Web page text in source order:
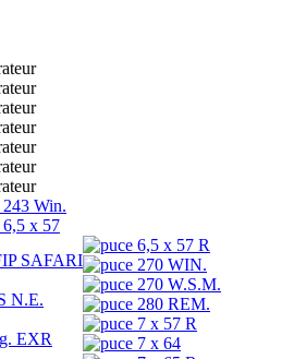
SAFARI
N.E.
EXR
243 Win.
6,5 x 57
6,5 x 57 R
270 WIN.
270 W.S.M.
280 REM.
7 x 57 R
7 x 64